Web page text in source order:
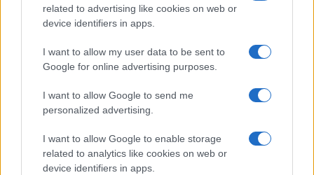
related to advertising like cookies on web or
device identifiers in apps.
I want to allow my user data to be sent to
Google for online advertising purposes.
I want to allow Google to send me
personalized advertising.
I want to allow Google to enable storage
related to analytics like cookies on web or
device identifiers in apps.
Dove si terrà Vogue World nel 2027: la scelta di San
Matteo Pellegrino · 6 Ago 2026